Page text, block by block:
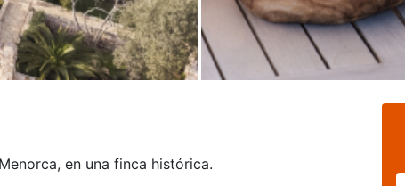
en una finca histórica.